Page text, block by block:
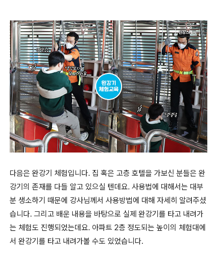
다음은 완강기 체험입니다. 집 혹은 고층 호텔을 가보신 분들은 완
강기의 존재를 다들 알고 있으실 텐데요. 사용법에 대해서는 대부
분 생소하기 때문에 강사님께서 사용방법에 대해 자세히 알려주셨
습니다. 그리고 배운 내용을 바탕으로 실제 완강기를 타고 내려가
는 체험도 진행되었는데요. 아파트 2층 정도되는 높이의 체험대에
서 완강기를 타고 내려가볼 수도 있었습니다.